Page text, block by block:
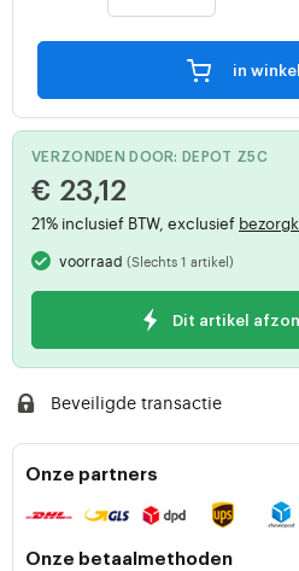
in
VERZONDEN DOOR: DEPOT Z5C
€ 23,12
21% inclusief BTW, exclusief
voorraad(Slechts 1 artikel)
Dit artikel
Beveiligde transactie
Onze partners
Onze betaalmethoden